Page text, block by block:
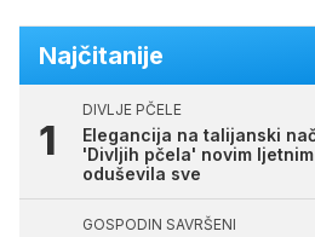
Najčitanije
DIVLJE PČELE
Elegancija na talijanski
'Divljih pčela' novim
oduševila sve
GOSPODIN SAVRŠENI